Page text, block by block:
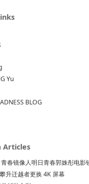
Yu
BLOG
Articles
春镜像人明日青春郭姝彤电影
升迁越者更换 4K 屏幕